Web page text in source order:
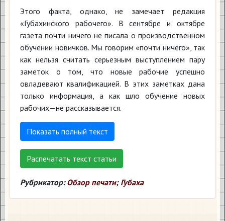
Этого факта, однако, не замечает редакция
«Губахинского рабочего». В сентябре и октябре
газета почти ничего не писала о производственном
обучении новичков. Мы говорим «почти ничего», так
как нельзя считать серьезным выступлением пару
заметок о том, что новые рабочие успешно
овладевают квалификацией. В этих заметках дана
только информация, а как шло обучение новых
рабочих—не рассказывается.
Показать полный текст
Распечатать текст статьи
Рубрикатор: Обзор печати; Губаха